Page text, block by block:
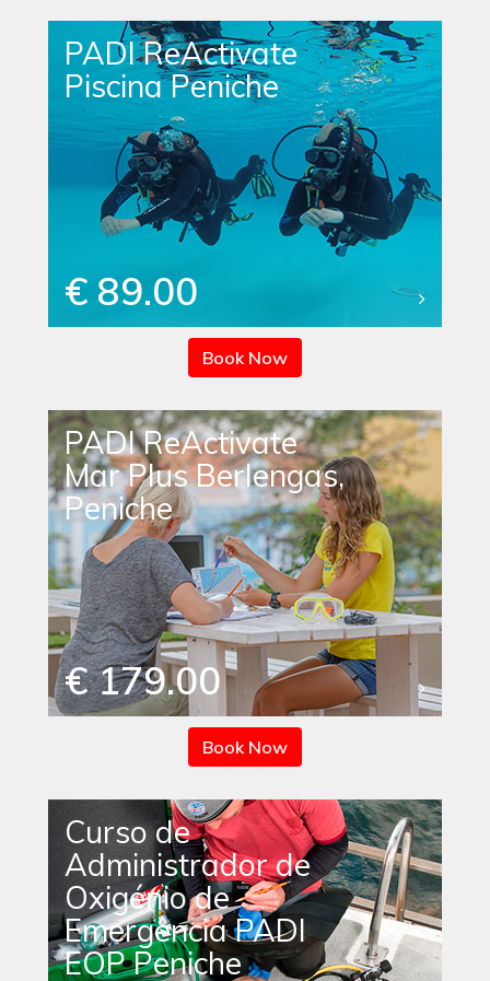
PADI ReActivate
Piscina Peniche
€ 89.00
Book Now
PADI ReActivate
Mar Plus Berlengas,
Peniche
€ 179.00
Book Now
Curso de
Administrador de
Oxigénio de
Emergência PADI
EOP Peniche